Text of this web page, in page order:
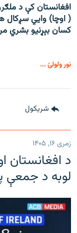
افغانستان کې د
کسان بېړنیو بشري
نور ولولئ ...
شريکول
زمری ۱۶, ۱۴۰۵
د افغانستان
لوبه د جمعې